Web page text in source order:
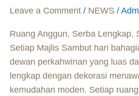
Leave a Comment / NEWS /
Ruang Anggun, Serba Lengkap,
Setiap Majlis Sambut hari
dewan perkahwinan yang luas
lengkap dengan dekorasi
kemudahan moden. Setiap
Hidup